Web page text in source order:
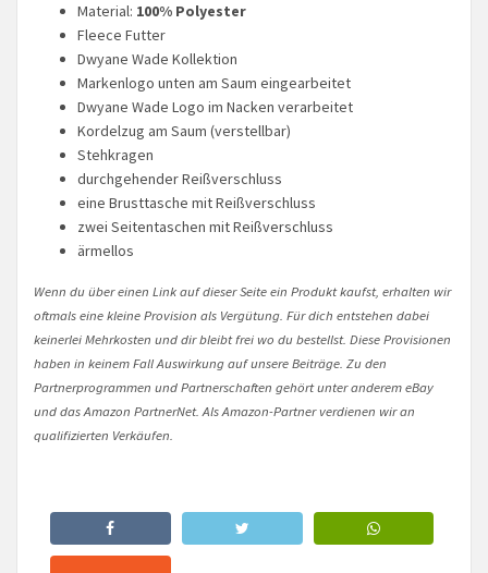
Material: 100% Polyester
Fleece Futter
Dwyane Wade Kollektion
Markenlogo unten am Saum eingearbeitet
Dwyane Wade Logo im Nacken verarbeitet
Kordelzug am Saum (verstellbar)
Stehkragen
durchgehender Reißverschluss
eine Brusttasche mit Reißverschluss
zwei Seitentaschen mit Reißverschluss
ärmellos
Wenn du über einen Link auf dieser Seite ein Produkt kaufst, erhalten wir
oftmals eine kleine Provision als Vergütung. Für dich entstehen dabei
keinerlei Mehrkosten und dir bleibt frei wo du bestellst. Diese Provisionen
haben in keinem Fall Auswirkung auf unsere Beiträge. Zu den
Partnerprogrammen und Partnerschaften gehört unter anderem eBay
und das Amazon PartnerNet. Als Amazon-Partner verdienen wir an
qualifizierten Verkäufen.